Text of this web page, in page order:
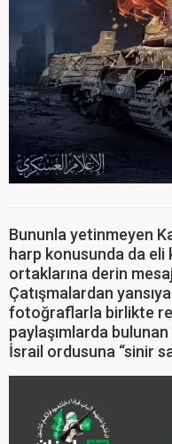
Bununla yetinmeyen
harp konusunda da eli
ortaklarına derin
Çatışmalardan
fotoğraflarla birlikte
paylaşımlarda
İsrail ordusuna “sinir